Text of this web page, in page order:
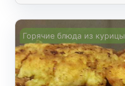
Горячие блюда из курицы